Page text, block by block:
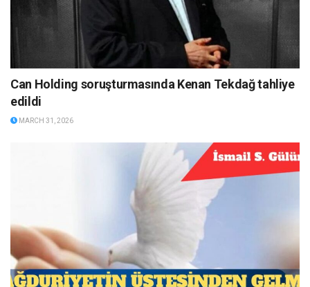
Can Holding soruşturmasında Kenan Tekdağ tahliye
edildi
MARCH 31, 2026